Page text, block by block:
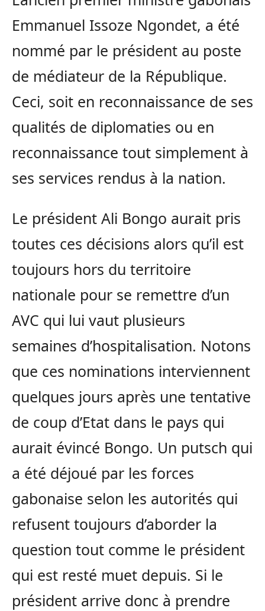
Emmanuel Issoze Ngondet, a été
nommé par le président au poste
de médiateur de la République.
Ceci, soit en reconnaissance de ses
qualités de diplomaties ou en
reconnaissance tout simplement à
ses services rendus à la nation.
Le président Ali Bongo aurait pris
toutes ces décisions alors qu’il est
toujours hors du territoire
nationale pour se remettre d’un
AVC qui lui vaut plusieurs
semaines d’hospitalisation. Notons
que ces nominations interviennent
quelques jours après une tentative
de coup d’Etat dans le pays qui
aurait évincé Bongo. Un putsch qui
a été déjoué par les forces
gabonaise selon les autorités qui
refusent toujours d’aborder la
question tout comme le président
qui est resté muet depuis. Si le
président arrive donc à prendre